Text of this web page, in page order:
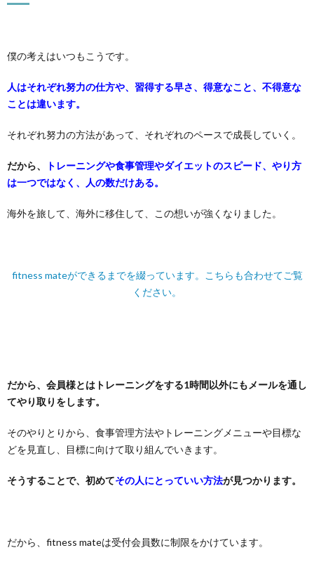
僕の考えはいつもこうです。
人はそれぞれ努力の仕方や、習得する早さ、得意なこと、不得意な
ことは違います。
それぞれ努力の方法があって、それぞれのペースで成長していく。
だから、
トレーニングや食事管理やダイエットのスピード、やり方
は一つではなく、人の数だけある。
海外を旅して、海外に移住して、この想いが強くなりました。
fitness mateができるまでを綴っています。こちらも合わせてご覧
ください。
だから、会員様とはトレーニングをする1時間以外にもメールを通し
てやり取りをします。
そのやりとりから、食事管理方法やトレーニングメニューや目標な
どを見直し、目標に向けて取り組んでいきます。
そうすることで、初めてその人にとっていい方法が見つかります。
だから、fitness mateは受付会員数に制限をかけています。